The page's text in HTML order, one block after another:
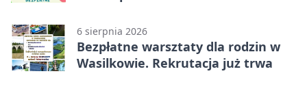
6 sierpnia 2026
Bezpłatne warsztaty dla rodzin w
Wasilkowie. Rekrutacja już trwa